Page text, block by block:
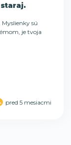
staraj.
sú
je tvoja
pred 5 mesiacmi